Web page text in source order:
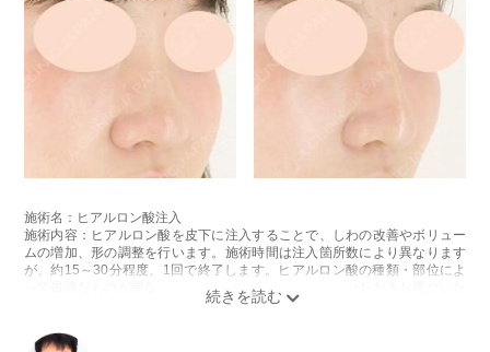
施術名：ヒアルロン酸注入
施術内容：ヒアルロン酸を皮下に注入することで、しわの改善やボリュー
ムの増加、形の調整を行います。施術時間は注入箇所数により異なります
が、約15～30分程度、1回で終了します。ヒアルロン酸の種類・部位によ
って最適なものが異なります。診察時に医師とご相談いただきお選びいた
とがございます。また、稀にアレルギー、細菌感染症、血管閉塞などが生